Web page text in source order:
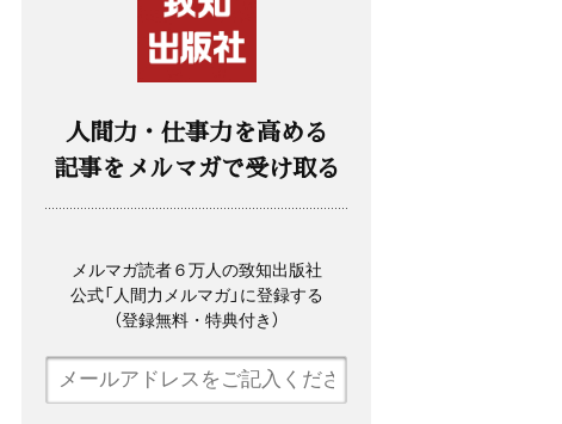
人間力・仕事力を高める
記事をメルマガで受け取る
メルマガ読者６万人の致知出版社
公式「人間力メルマガ」に登録する
（登録無料・特典付き）